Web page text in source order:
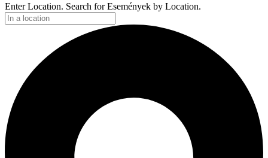
Enter Location. Search for Események by Location.